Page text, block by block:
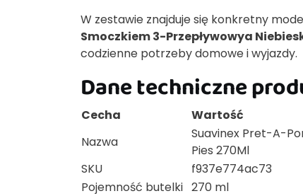
W zestawie znajduje się konkretny
Smoczkiem 3-Przepływowya
codzienne potrzeby domowe i wyjazdy.
Dane techniczne
Cecha
Wartość
Nazwa
Suavinex Pret-A-
Pies 270Ml
SKU
f937e774ac73
Pojemność butelki 270 ml